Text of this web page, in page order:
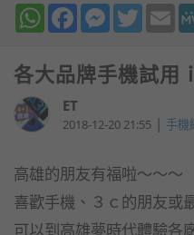
WhatsAppFacebookMessenger
Twitter
各大品牌手機試用
ET
2018-12-20 21:55 | 手機
高雄的朋友有福啦～～～
喜歡手機、３ｃ的朋友或
可以到高雄夢時代體驗各